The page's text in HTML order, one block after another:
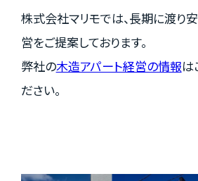
株式会社マリモでは、長期に渡り
営をご提案しております。
弊社の木造アパート経営の情報は
ださい。